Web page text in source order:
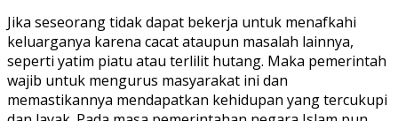
Jika seseorang tidak dapat bekerja untuk menafkahi
keluarganya karena cacat ataupun masalah lainnya,
seperti yatim piatu atau terlilit hutang. Maka pemerintah
wajib untuk mengurus masyarakat ini dan
memastikannya mendapatkan kehidupan yang tercukupi